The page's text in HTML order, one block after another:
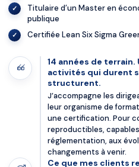
Titulaire d’un Master en
publique
Certifiée Lean Six Sigma
14 années de
activités qui durent
structurent.
J’accompagne les
leur organisme de
une certification. Pour
reproductibles,
réglementation, aux
changements à venir.
Ce que mes clients